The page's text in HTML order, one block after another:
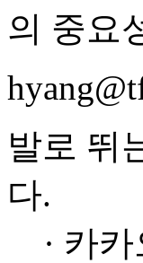
의 중요
발로 뛰
다.
· 카